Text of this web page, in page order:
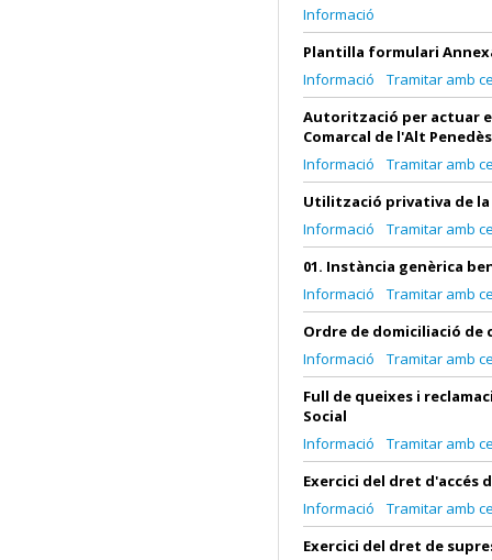
Informació
Plantilla formulari
Informació
Tramitar amb
Autorització per actuar
Comarcal de l'Alt Penedès
Informació
Tramitar amb
Utilització privativa de la
Informació
Tramitar amb
01. Instància genèrica
Informació
Tramitar amb
Ordre de domiciliació de
Informació
Tramitar amb
Full de queixes i
Social
Informació
Tramitar amb
Exercici del dret d'accés
Informació
Tramitar amb
Exercici del dret de